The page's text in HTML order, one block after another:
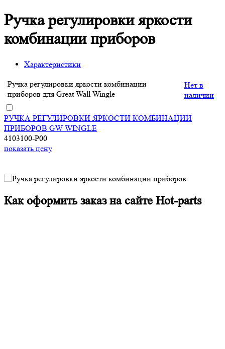
Ручка регулировки яркости
комбинации приборов
Характеристики
Ручка регулировки яркости комбинации
приборов для Great Wall Wingle
Нет в
наличии
РУЧКА РЕГУЛИРОВКИ ЯРКОСТИ КОМБИНАЦИИ
ПРИБОРОВ GW WINGLE
4103100-P00
показать цену
Как оформить заказ на сайте Hot-parts